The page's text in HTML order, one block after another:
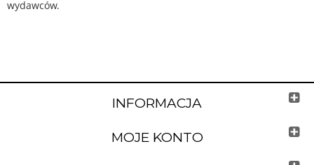
wydawców.
INFORMACJA
MOJE KONTO